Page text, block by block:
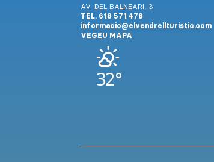
AV. DEL BALNEARI, 3
TEL. 618 571 478
informacio@elvendrellturistic.com
VEGEU MAPA
32°